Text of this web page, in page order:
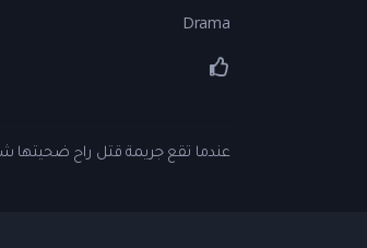
Drama
عندما تقع جريمة قتل راح ضحيتها